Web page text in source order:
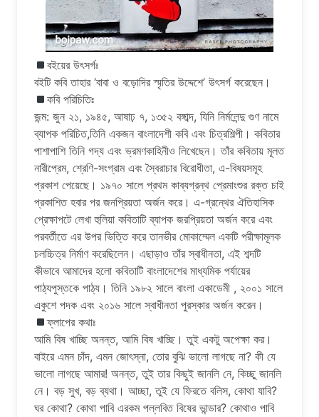
বইয়ের উৎসর্গঃ
বইটি কবি তাহার ‘বাবা ও বড়োদির স্মৃতির উদ্দেশে’ উৎসর্গ করেছেন।
কবি পরিচিতিঃ
জন্ম: জুন ২১, ১৯৪৫, আষাঢ় ৭, ১৩৫২ বঙ্গাব্দ, যিনি নির্মলেন্দু গুণ নামে
ব্যাপক পরিচিত,তিনি একজন বাংলাদেশী কবি এবং চিত্রশিল্পী। কবিতার
পাশাপাশি তিনি গদ্য এবং ভ্রমণকাহিনীও লিখেছেন। তাঁর কবিতায় মূলত
নারীপ্রেম, শ্রেণি-সংগ্রাম এবং স্বৈরাচার বিরোধীতা, এ-বিষয়সমূহ
প্রকাশ পেয়েছে। ১৯৭০ সালে প্রথম কাব্যগ্রন্থ প্রেমাংশুর রক্ত চাই
প্রকাশিত হবার পর জনপ্রিয়তা অর্জন করে। এ-গ্রন্থের ঐতিহাসিক
প্রেক্ষাপটে লেখা হুলিয়া কবিতাটি ব্যাপক জরপ্রিয়তা অর্জন করে এবং
পরবর্তীতে এর উপর ভিত্তি করে তানভীর মোকাম্মেল একটি পরীক্ষামূলক
চলচ্চিত্র নির্মাণ করেছিলেন। এছাড়াও তাঁর স্বাধীনতা, এই শব্দটি
কীভাবে আমাদের হলো কবিতাটি বাংলাদেশের মাধ্যমিক পর্যায়ের
পাঠ্যপুস্তকে পাঠ্য। তিনি ১৯৮২ সালে বাংলা একাডেমী , ২০০১ সালে
একুশে পদক এবং ২০১৬ সালে স্বাধীনতা পুরস্কার অর্জন করেন।
ফ্লাপের কথাঃ
আমি বিষ খাচ্ছি অনন্ত, আমি বিষ খাচ্ছি। তুই একটু অপেক্ষা কর।
বাইরে এমন চাঁদ, এমন জোৎস্না, তোর বুঝি ভালো লাগছে না? কী যে
ভালো লাগছে আমার! অনন্ত, তুই তার কিছুই জানলি নে, কিচ্ছু জানলি
নে। বড় সুখ, বড় ব্যথা। আচ্ছা, তুই যে ফিরতে বলিস, কোথা যাবি?
ঘর কোথা? কোথা পাবি এরকম পল্লবিত বিষের ভান্ডার? কোথাও পাবি